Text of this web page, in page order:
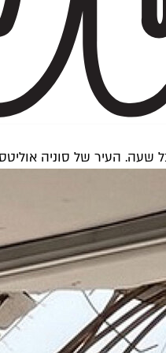
שעה. העיר של סוניה